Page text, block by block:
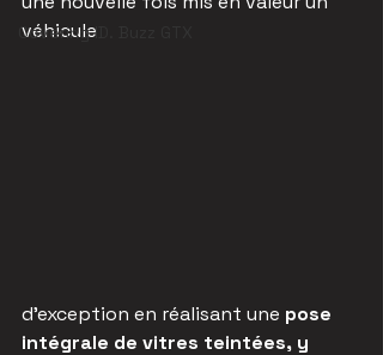
Covering ID. Buzz GTX
véhicule
d'exception en réalisant une pose
intégrale de vitres teintées, y